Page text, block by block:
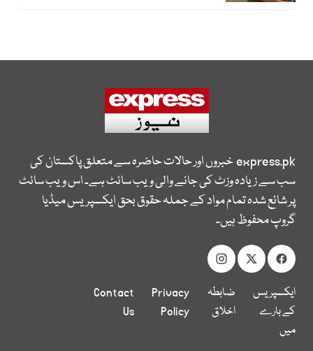
express.pkخبروں اور حالات حاضرہ سے متعلق پاکستان کی
سب سے زیادہ وزٹ کی جانے والی ویب سائٹ ہے۔ اس ویب سائٹ
پر شائع شدہ تمام مواد کے جملہ حقوق بحق ایکسپریس میڈیا
گروپ محفوظ ہیں۔
ایکسپریس
کے بارے
میں
ضابطہ
اخلاق
Privacy
Policy
Contact
Us